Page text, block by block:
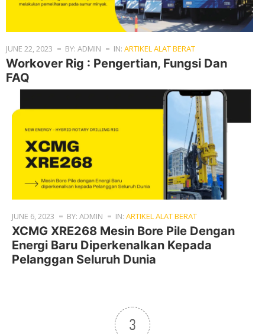
JUNE 22, 2023 BY: ADMIN IN: ARTIKEL ALAT BERAT
Workover Rig : Pengertian, Fungsi Dan
FAQ
JUNE 6, 2023 BY: ADMIN IN: ARTIKEL ALAT BERAT
XCMG XRE268 Mesin Bore Pile Dengan
Energi Baru Diperkenalkan Kepada
Pelanggan Seluruh Dunia
3